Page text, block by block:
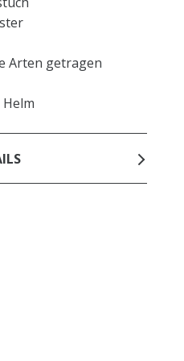
Arten getragen